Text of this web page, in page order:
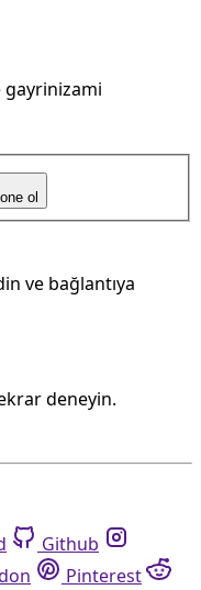
gayrinizami
ol
ve bağlantıya
deneyin.
Github
Pinterest